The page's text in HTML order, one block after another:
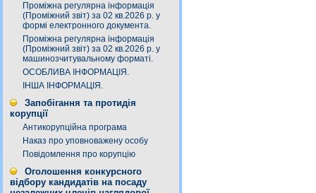
Проміжна регулярна інформація
(Проміжний звіт) за 02 кв.2026 р. у
формі електронного документа.
Проміжна регулярна інформація
(Проміжний звіт) за 02 кв.2026 р. у
машинозчитувальному форматі.
ОСОБЛИВА ІНФОРМАЦІЯ.
ІНША ІНФОРМАЦІЯ.
Запобігання та протидія
корупції
Антикорупційна програма
Наказ про уповноважену особу
Повідомлення про корупцію
Оголошення конкурсного
відбору кандидатів на посаду